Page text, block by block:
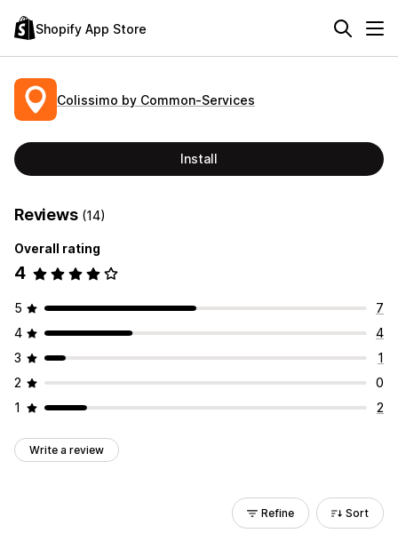
Shopify App Store
Colissimo by Common‑Services
Install
Reviews (14)
Overall rating
4
5
7
4
4
3
1
2
0
1
2
Write a review
Refine Sort